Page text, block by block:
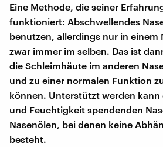
Eine Methode, die seiner
funktioniert: Abschwellendes
benutzen, allerdings nur in einem
zwar immer im selben. Das ist
die Schleimhäute im anderen
und zu einer normalen Funktion
können. Unterstützt werden
und Feuchtigkeit spendenden
Nasenölen, bei denen keine
besteht.